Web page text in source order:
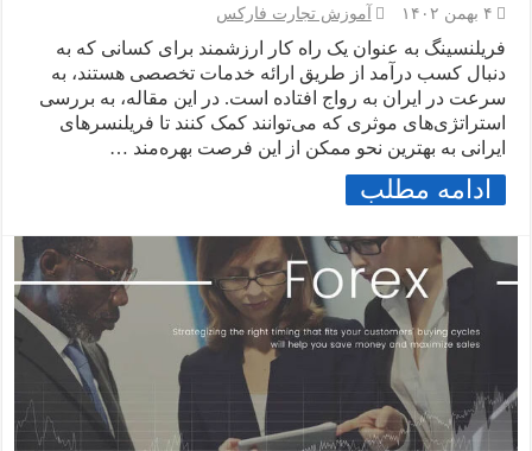
۴ بهمن ۱۴۰۲ آموزش تجارت فارکس
فریلنسینگ به عنوان یک راه کار ارزشمند برای کسانی که به
دنبال کسب درآمد از طریق ارائه خدمات تخصصی هستند، به
سرعت در ایران به رواج افتاده است. در این مقاله، به بررسی
استراتژی‌های موثری که می‌توانند کمک کنند تا فریلنسرهای
ایرانی به بهترین نحو ممکن از این فرصت بهره‌مند …
ادامه مطلب